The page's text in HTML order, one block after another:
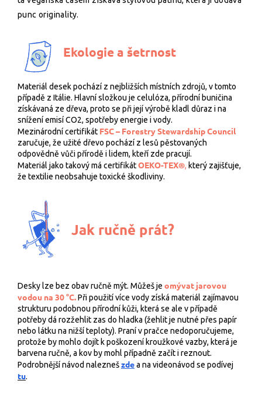
punc originality.
Ekologie a šetrnost
Materiál desek pochází z nejbližších místních zdrojů, v tomto
případě z Itálie. Hlavní složkou je celulóza, přírodní buničina
získávaná ze dřeva, proto se při její výrobě kladl důraz i na
snížení emisí CO2, spotřeby energie i vody.
Mezinárodní certifikát FSC – Forestry Stewardship Council
zaručuje, že užité dřevo pochází z lesů pěstovaných
odpovědně vůči přírodě i lidem, kteří zde pracují.
Materiál jako takový má certifikátOEKO-TEX®, který zajišťuje,
že textilie neobsahuje toxické škodliviny.
Jak ručně prát?
Desky lze bez obav ručně mýt. Můžeš je omývat jarovou
vodou na 30 °C.Při použití více vody získá materiál zajímavou
strukturu podobnou přírodní kůži, která se ale v případě
potřeby dá rozžehlit zas do hladka (žehlit je nutné přes papír
nebo látku na nižší teploty). Praní v pračce nedoporučujeme,
protože by mohlo dojít k poškození kroužkové vazby, která je
barvena ručně, a kov by mohl případně začít i reznout.
Podrobnější návod naleznešzdea na videonávod se podívej
tu.